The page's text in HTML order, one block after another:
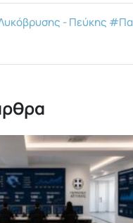
- Πεύκης